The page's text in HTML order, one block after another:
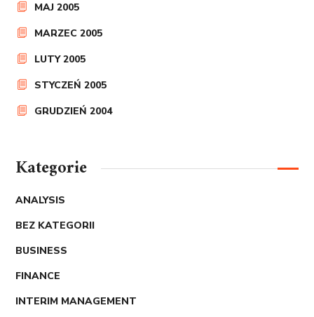
MAJ 2005
MARZEC 2005
LUTY 2005
STYCZEŃ 2005
GRUDZIEŃ 2004
Kategorie
ANALYSIS
BEZ KATEGORII
BUSINESS
FINANCE
INTERIM MANAGEMENT